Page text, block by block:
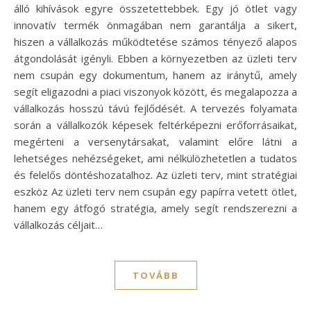
álló kihívások egyre összetettebbek. Egy jó ötlet vagy
innovatív termék önmagában nem garantálja a sikert,
hiszen a vállalkozás működtetése számos tényező alapos
átgondolását igényli. Ebben a környezetben az üzleti terv
nem csupán egy dokumentum, hanem az iránytű, amely
segít eligazodni a piaci viszonyok között, és megalapozza a
vállalkozás hosszú távú fejlődését. A tervezés folyamata
során a vállalkozók képesek feltérképezni erőforrásaikat,
megérteni a versenytársakat, valamint előre látni a
lehetséges nehézségeket, ami nélkülözhetetlen a tudatos
és felelős döntéshozatalhoz. Az üzleti terv, mint stratégiai
eszköz Az üzleti terv nem csupán egy papírra vetett ötlet,
hanem egy átfogó stratégia, amely segít rendszerezni a
vállalkozás céljait…
TOVÁBB